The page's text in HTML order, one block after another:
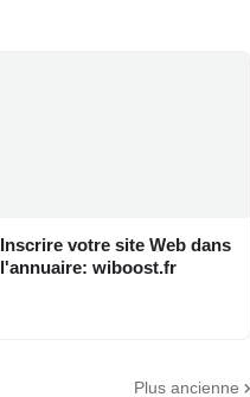
Inscrire votre site Web dans
l'annuaire: wiboost.fr
Plus ancienne